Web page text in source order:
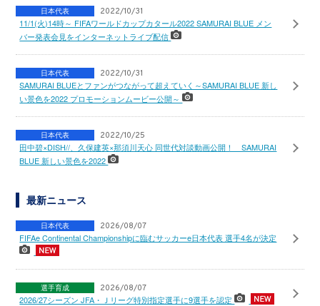
日本代表 2022/10/31
11/1(火)14時～ FIFAワールドカップカタール2022 SAMURAI BLUE メン
バー発表会見をインターネットライブ配信
日本代表 2022/10/31
SAMURAI BLUEとファンがつながって超えていく～SAMURAI BLUE 新し
い景色を2022 プロモーションムービー公開～
日本代表 2022/10/25
田中碧×DISH//、久保建英×那須川天心 同世代対談動画公開！ SAMURAI
BLUE 新しい景色を2022
最新ニュース
日本代表 2026/08/07
FIFAe Continental Championshipに臨むサッカーe日本代表 選手4名が決定
選手育成 2026/08/07
2026/27シーズン JFA・Ｊリーグ特別指定選手に9選手を認定